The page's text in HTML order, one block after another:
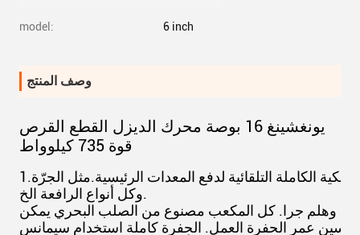
model: 6 inch
وصف المنتج
يونغشينغ 16 بوصة محرك الديزل القطع القرص
قوة 735 كيلوواط
الكاملة التلقائية لدفع المعدات الرئيسية.مثل الجرّة
وكل أنواع الرافعة الخ.
وهلم جرا. كل المكعب مصنوع من الصلب البحري يمكن